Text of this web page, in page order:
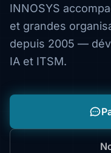
INNOSYS
et grandes
depuis 2005 —
IA et ITSM.